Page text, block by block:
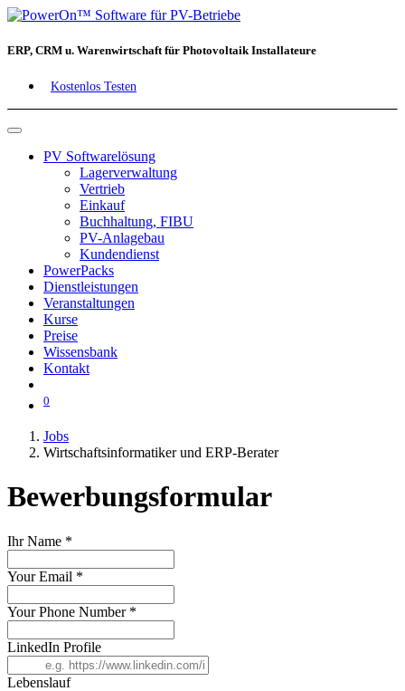
ERP, CRM u. Warenwirtschaft für Photovoltaik Installateure
Kostenlos Testen
PV Softwarelösung
Lagerverwaltung
Vertrieb
Einkauf
Buchhaltung, FIBU
PV-Anlagebau
Kundendienst
PowerPacks
Dienstleistungen
Veranstaltungen
Kurse
Preise
Wissensbank
Kontakt
0
Jobs
Wirtschaftsinformatiker und ERP-Berater
Bewerbungsformular
Ihr Name *
Your Email *
Your Phone Number *
LinkedIn Profile
Lebenslauf